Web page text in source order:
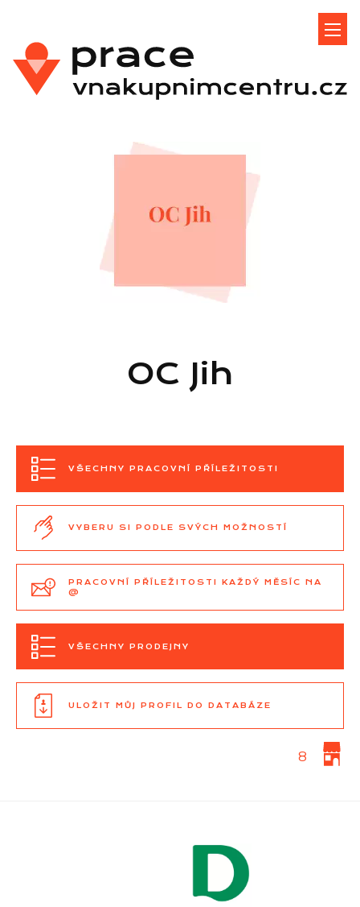
OC Jih
VŠECHNY PRACOVNÍ PŘÍLEŽITOSTI
VYBERU SI PODLE SVÝCH MOŽNOSTÍ
PRACOVNÍ PŘÍLEŽITOSTI KAŽDÝ MĚSÍC NA
@
VŠECHNY PRODEJNY
ULOŽIT MŮJ PROFIL DO DATABÁZE
8